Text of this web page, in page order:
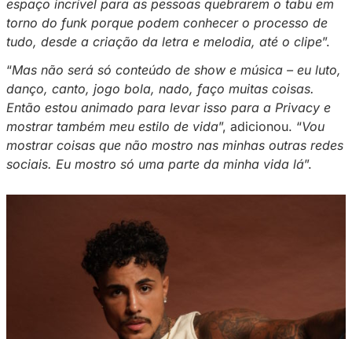
dança, tendo feito recentemente uma
do Pop, Michael Jackson, em seu show no
Lollapalooza.
“Quero mostrar tudo o que acontece por trás
câmeras, desde a criação de um novo
ensaios com a equipe de dança e a escolha
Há todo um universo criativo além da
compartilhar”, explica Livinho. “A Privacy
espaço incrível para as pessoas quebrarem
torno do funk porque podem conhecer o
tudo, desde a criação da letra e melodia,
Mas não será só conteúdo de show e
danço, canto, jogo bola, nado, faço muitas